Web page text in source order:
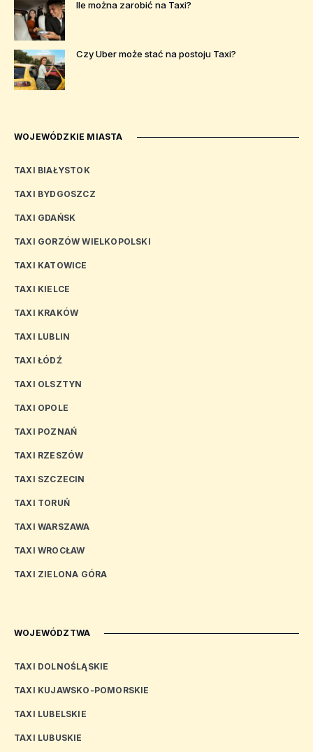
Ile można zarobić na Taxi?
Czy Uber może stać na postoju Taxi?
WOJEWÓDZKIE MIASTA
TAXI BIAŁYSTOK
TAXI BYDGOSZCZ
TAXI GDAŃSK
TAXI GORZÓW WIELKOPOLSKI
TAXI KATOWICE
TAXI KIELCE
TAXI KRAKÓW
TAXI LUBLIN
TAXI ŁÓDŹ
TAXI OLSZTYN
TAXI OPOLE
TAXI POZNAŃ
TAXI RZESZÓW
TAXI SZCZECIN
TAXI TORUŃ
TAXI WARSZAWA
TAXI WROCŁAW
TAXI ZIELONA GÓRA
WOJEWÓDZTWA
TAXI DOLNOŚLĄSKIE
TAXI KUJAWSKO-POMORSKIE
TAXI LUBELSKIE
TAXI LUBUSKIE